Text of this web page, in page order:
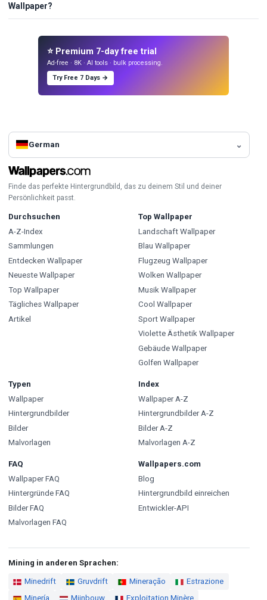
Wallpaper?
⭐ Premium 7-day free trial
Ad-free · 8K · AI tools · bulk processing.
Try Free 7 Days →
German
Finde das perfekte Hintergrundbild, das zu deinem Stil und deiner
Persönlichkeit passt.
Durchsuchen
A-Z-Index
Sammlungen
Entdecken Wallpaper
Neueste Wallpaper
Top Wallpaper
Tägliches Wallpaper
Artikel
Top Wallpaper
Landschaft Wallpaper
Blau Wallpaper
Flugzeug Wallpaper
Wolken Wallpaper
Musik Wallpaper
Cool Wallpaper
Sport Wallpaper
Violette Ästhetik Wallpaper
Gebäude Wallpaper
Golfen Wallpaper
Typen
Wallpaper
Hintergrundbilder
Bilder
Malvorlagen
Index
Wallpaper A-Z
Hintergrundbilder A-Z
Bilder A-Z
Malvorlagen A-Z
FAQ
Wallpaper FAQ
Hintergründe FAQ
Bilder FAQ
Malvorlagen FAQ
Wallpapers.com
Blog
Hintergrundbild einreichen
Entwickler-API
Mining in anderen Sprachen:
Minedrift Gruvdrift Mineração
Estrazione
Minería
Mijnbouw Exploitation Minère